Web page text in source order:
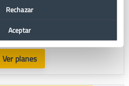
Hosting
Diferentes planes de hosting
Desde 1,99€ al mes.
Ver planes
Rechazar
Aceptar